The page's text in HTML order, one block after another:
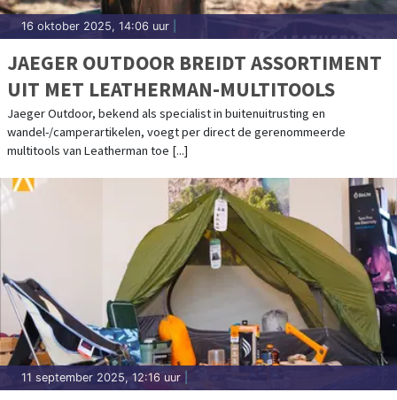
16 oktober 2025, 14:06 uur
JAEGER OUTDOOR BREIDT ASSORTIMENT
UIT MET LEATHERMAN-MULTITOOLS
Jaeger Outdoor, bekend als specialist in buitenuitrusting en
wandel-/camperartikelen, voegt per direct de gerenommeerde
multitools van Leatherman toe [...]
11 september 2025, 12:16 uur